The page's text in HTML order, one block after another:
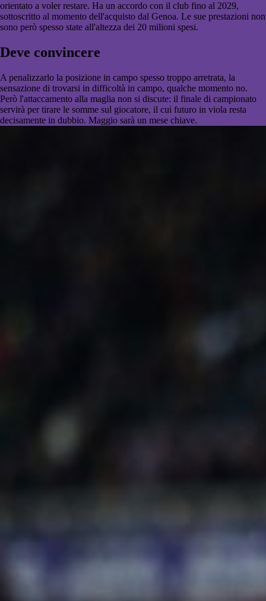
orientato a voler restare. Ha un accordo con il club fino al 2029,
sottoscritto al momento dell'acquisto dal Genoa. Le sue prestazioni non
sono però spesso state all'altezza dei 20 milioni spesi.
Deve convincere
A penalizzarlo la posizione in campo spesso troppo arretrata, la
sensazione di trovarsi in difficoltà in campo, qualche momento no.
Però l'attaccamento alla maglia non si discute: il finale di campionato
servirà per tirare le somme sul giocatore, il cui futuro in viola resta
decisamente in dubbio. Maggio sarà un mese chiave.